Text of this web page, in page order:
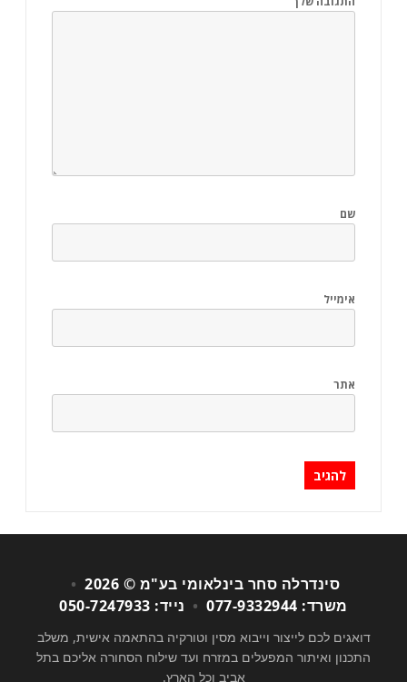
שם
אימייל
אתר
סינדרלה סחר בינלאומי בע"מ © 2026
•
משרד: 077-9332944
• נייד: 050-7247933
דואגים לכם לייצור וייבוא מסין וטורקיה בהתאמה אישית, משלב
התכנון ואיתור המפעלים במזרח ועד שילוח הסחורה אליכם בתל
אביב וכל הארץ.